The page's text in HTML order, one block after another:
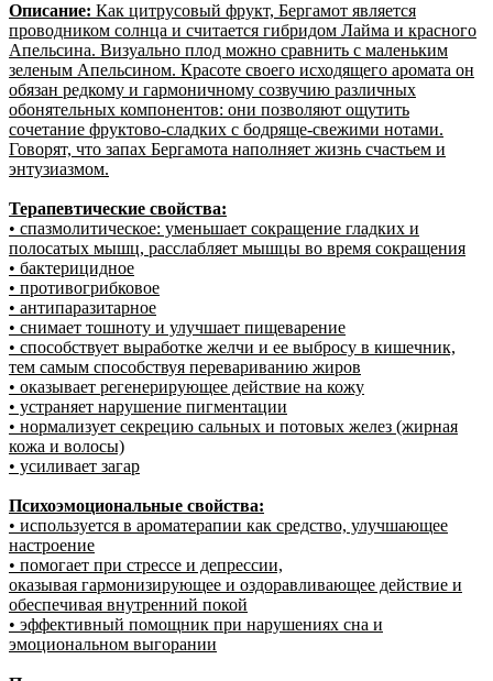
Описание: Как цитрусовый фрукт, Бергамот является
проводником солнца и считается гибридом Лайма и красного
Апельсина. Визуально плод можно сравнить с маленьким
зеленым Апельсином. Красоте своего исходящего аромата он
обязан редкому и гармоничному созвучию различных
обонятельных компонентов: они позволяют ощутить
сочетание фруктово-сладких с бодряще-свежими нотами.
Говорят, что запах Бергамота наполняет жизнь счастьем и
энтузиазмом.
Терапевтические свойства:
• спазмолитическое: уменьшает сокращение гладких и
полосатых мышц, расслабляет мышцы во время сокращения
• бактерицидное
• противогрибковое
• антипаразитарное
• снимает тошноту и улучшает пищеварение
• способствует выработке желчи и ее выбросу в кишечник,
тем самым способствуя перевариванию жиров
• оказывает регенерирующее действие на кожу
• устраняет нарушение пигментации
• нормализует секрецию сальных и потовых желез (жирная
кожа и волосы)
• усиливает загар
Психоэмоциональные свойства:
• используется в ароматерапии как средство, улучшающее
настроение
• помогает при стрессе и депрессии,
оказывая гармонизирующее и оздоравливающее действие и
обеспечивая внутренний покой
• эффективный помощник при нарушениях сна и
эмоциональном выгорании